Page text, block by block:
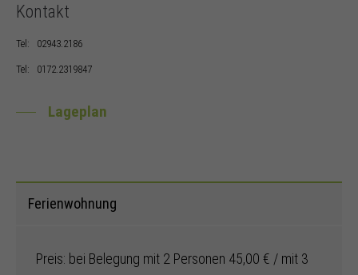
Kontakt
Tel: 02943.2186
Tel: 0172.2319847
Lageplan
Ferienwohnung
Preis: bei Belegung mit 2 Personen 45,00 € / mit 3